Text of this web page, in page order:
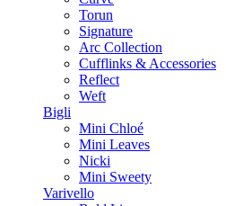
Torun
Signature
Arc Collection
Cufflinks & Accessories
Reflect
Weft
Bigli
Mini Chloé
Mini Leaves
Nicki
Mini Sweety
Varivello